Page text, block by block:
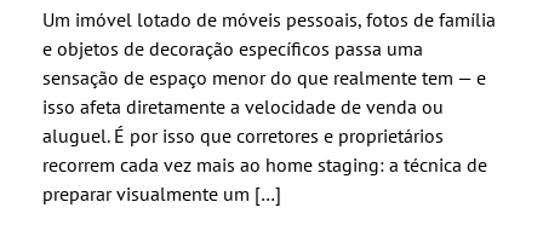
Um imóvel lotado de móveis pessoais, fotos de família
e objetos de decoração específicos passa uma
sensação de espaço menor do que realmente tem — e
isso afeta diretamente a velocidade de venda ou
aluguel. É por isso que corretores e proprietários
recorrem cada vez mais ao home staging: a técnica de
preparar visualmente um […]